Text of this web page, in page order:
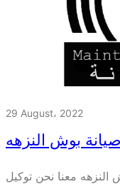
29 August، 2022
بوش النزهه
معنا نحن توكيل